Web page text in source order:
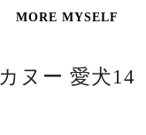
MORE MYSELF
ヌー 愛犬14